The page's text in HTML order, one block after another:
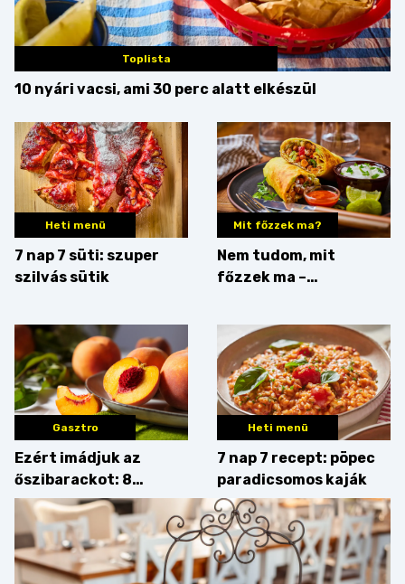
Toplista
10 nyári vacsi, ami 30 perc alatt elkészül
Heti menü
7 nap 7 süti: szuper
szilvás sütik
Mit főzzek ma?
Nem tudom, mit
főzzek ma –
Gasztro
Ezért imádjuk az
őszibarackot: 8
nyomós érv, hogy
augusztusban
feltankolj belőle
Heti menü
7 nap 7 recept: pöpec
paradicsomos kaják